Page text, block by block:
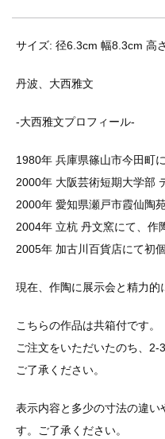
サイズ: 径6.3cm 幅8.3cm 高
丹波、大西雅文
-大西雅文プロフィール-
1980年 兵庫県篠山市今田町
2000年 大阪芸術短期大学部
2000年 愛知県瀬戸市霞仙陶
2004年 立杭 丹文窯にて、作
2005年 加古川百貨店にて初
現在、作陶に展示会と精力的
こちらの作品は共箱付です。
ご注文をいただいたのち、2-
ご了承ください。
表示内容と多少の寸法の違い
す。ご了承ください。